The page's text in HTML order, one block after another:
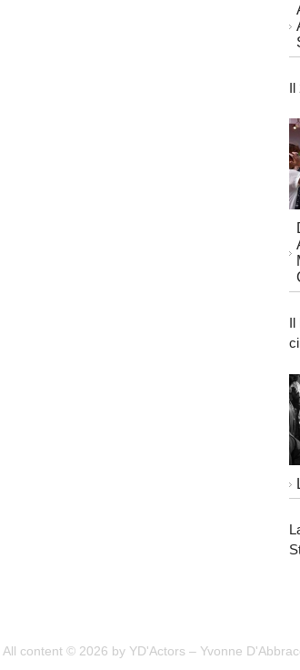
Il
Il
All content © 2026 by YD'Actors – Yvonne